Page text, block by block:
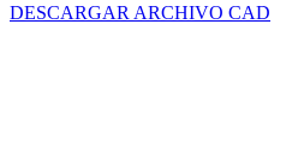
DESCARGAR ARCHIVO CAD